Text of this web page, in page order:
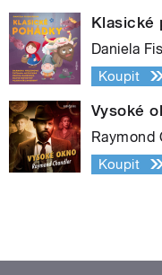
Klasické
Daniela
Koupit
Vysoké
Raymond
Koupit